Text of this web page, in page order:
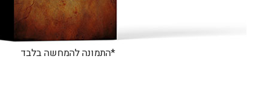
*התמונה להמחשה בלבד